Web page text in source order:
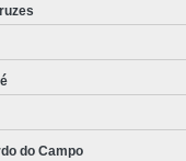
do Campo